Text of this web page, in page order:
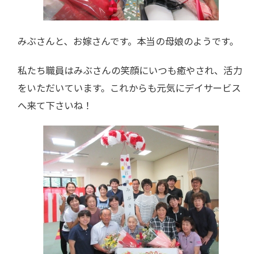
みぶさんと、お嫁さんです。本当の母娘のようです。
私たち職員はみぶさんの笑顔にいつも癒やされ、活力
をいただいています。これからも元気にデイサービス
へ来て下さいね！